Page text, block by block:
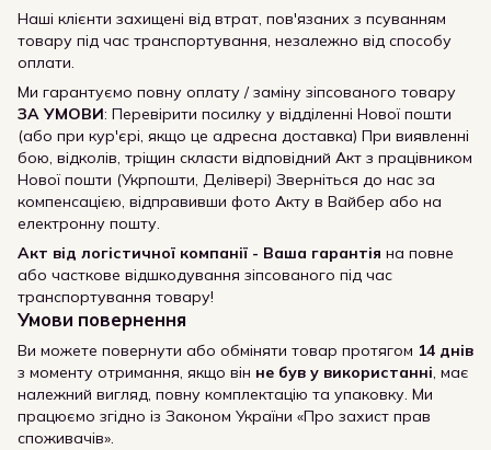
Наші клієнти захищені від втрат, пов'язаних з псуванням
товару під час транспортування, незалежно від способу
оплати.
Ми гарантуємо повну оплату / заміну зіпсованого товару
ЗА УМОВИ: Перевірити посилку у відділенні Нової пошти
(або при кур'єрі, якщо це адресна доставка) При виявленні
бою, відколів, тріщин скласти відповідний Акт з працівником
Нової пошти (Укрпошти, Делівері) Зверніться до нас за
компенсацією, відправивши фото Акту в Вайбер або на
електронну пошту.
Акт від логістичної компанії - Ваша гарантія на повне
або часткове відшкодування зіпсованого під час
транспортування товару!
Умови повернення
Ви можете повернути або обміняти товар протягом 14 днів
з моменту отримання, якщо він не був у використанні, має
належний вигляд, повну комплектацію та упаковку. Ми
працюємо згідно із Законом України «Про захист прав
споживачів».